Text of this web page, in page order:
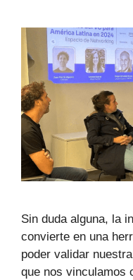
Sin duda alguna, la
convierte en una
poder validar
que nos vinculamos